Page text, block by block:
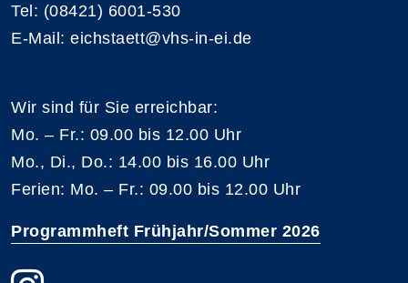
Tel: (08421) 6001-530
E-Mail: eichstaett@vhs-in-ei.de
Wir sind für Sie erreichbar:
Mo. – Fr.: 09.00 bis 12.00 Uhr
Mo., Di., Do.: 14.00 bis 16.00 Uhr
Ferien: Mo. – Fr.: 09.00 bis 12.00 Uhr
Programmheft Frühjahr/Sommer 2026